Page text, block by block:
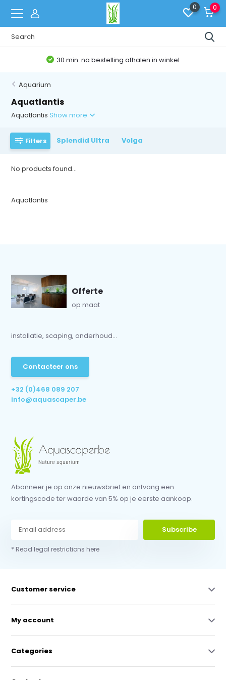
0 0
30 min. na bestelling afhalen in winkel
Aquarium
Aquatlantis
AquatlantisShow more
Filters Splendid Ultra Volga
No products found...
Aquatlantis
Offerte
op maat
installatie, scaping, onderhoud...
Contacteer ons
+32 (0)468 089 207
info@aquascaper.be
Abonneer je op onze nieuwsbrief en ontvang een
kortingscode ter waarde van 5% op je eerste aankoop.
Subscribe
* Read legal restrictions here
Customer service
My account
Categories